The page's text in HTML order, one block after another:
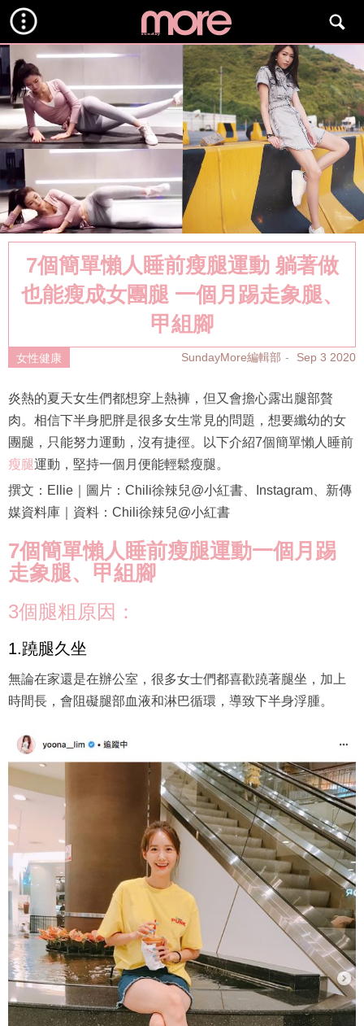
7個簡單懶人睡前瘦腿運動 躺著做
也能瘦成女團腿 一個月踢走象腿、
甲組腳
女性健康 SundayMore編輯部 Sep 3 2020
炎熱的夏天女生們都想穿上熱褲，但又會擔心露出腿部贅
肉。相信下半身肥胖是很多女生常見的問題，想要纖幼的女
團腿，只能努力運動，沒有捷徑。以下介紹7個簡單懶人睡前
瘦腿運動，堅持一個月便能輕鬆瘦腿。
撰文：Ellie｜圖片：Chili徐辣兒@小紅書、Instagram、新傳
媒資料庫｜資料：Chili徐辣兒@小紅書
7個簡單懶人睡前瘦腿運動一個月踢
走象腿、甲組腳
3個腿粗原因：
1.蹺腿久坐
無論在家還是在辦公室，很多女士們都喜歡蹺著腿坐，加上
時間長，會阻礙腿部血液和淋巴循環，導致下半身浮腫。